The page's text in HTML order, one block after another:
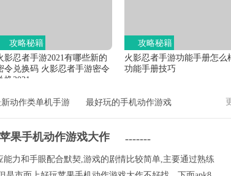
影忍者手游2021有哪些新的
令兑换码 火影忍者手游密令
换2021
攻略秘籍
火影忍者手游功能手册怎么
功能手册技巧
攻略秘籍
动作类单机手游 最好玩的手机动作游戏
苹果手机动作游戏大作 -------
力和手眼配合默契,游戏的剧情比较简单,主要通过熟练